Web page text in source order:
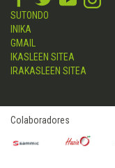
SUTONDO
INIKA
GMAIL
IKASLEEN SITEA
IRAKASLEEN SITEA
Colaboradores